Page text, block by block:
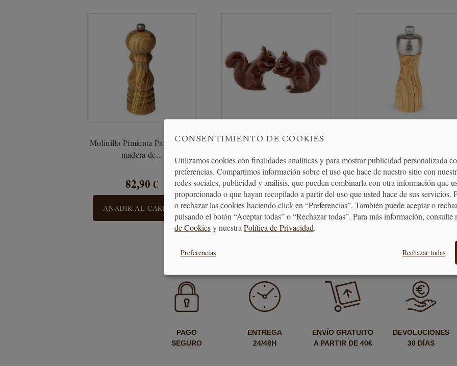
Molinillo Pimienta París 18 cm
madera de...
82,90 €
AÑADIR AL CARRITO
Salero y Pimentero Ardillas
40,60 €
AÑADIR AL CARRITO
89,90 €
AÑADIR AL CARRITO
PAGO
SEGURO
ENTREGA
24/48H
ENVÍO GRATUITO
A PARTIR DE 40€
DEVOLUCIONES
30 DÍAS
CONSENTIMIENTO DE COOKIES
Utilizamos cookies con finalidades analíticas y para mostrar publicidad personalizada
preferencias. Compartimos información sobre el uso que hace de nuestro sitio con
redes sociales, publicidad y análisis, que pueden combinarla con otra información que
proporcionado o que hayan recopilado a partir del uso que usted hace de sus servicios.
o rechazar las cookies haciendo click en “Preferencias”. También puede aceptar o
pulsando el botón “Aceptar todas” o “Rechazar todas”. Para más información, consulte
de Cookiesy nuestra Política de Privacidad.
Preferencias Rechazar todas